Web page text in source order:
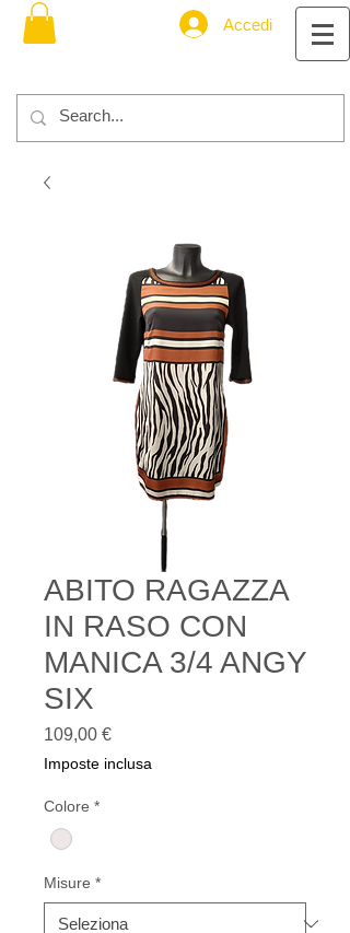
Accedi
ABITO RAGAZZA
IN RASO CON
MANICA 3/4 ANGY
SIX
109,00 €Prezzo
Imposte inclusa
Colore *
Misure *